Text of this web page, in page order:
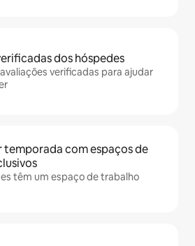
dos hóspedes
verificadas para ajudar
temporada com espaços de
têm um espaço de trabalho